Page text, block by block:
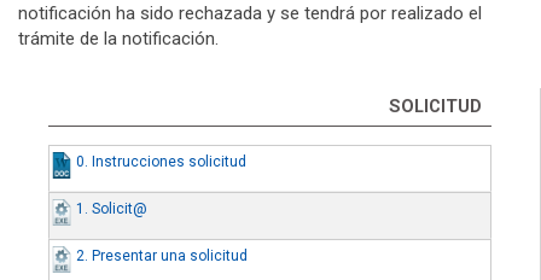
notificación ha sido rechazada y se tendrá por realizado el
trámite de la notificación.
SOLICITUD
0. Instrucciones solicitud
1. Solicit@
2. Presentar una solicitud